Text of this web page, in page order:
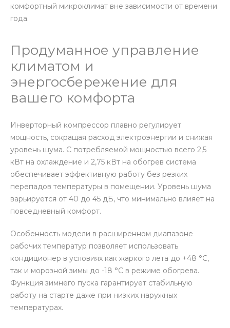
комфортный микроклимат вне зависимости от времени
года.
Продуманное управление
климатом и
энергосбережение для
вашего комфорта
Инверторный компрессор плавно регулирует
мощность, сокращая расход электроэнергии и снижая
уровень шума. С потребляемой мощностью всего 2,5
кВт на охлаждение и 2,75 кВт на обогрев система
обеспечивает эффективную работу без резких
перепадов температуры в помещении. Уровень шума
варьируется от 40 до 45 дБ, что минимально влияет на
повседневный комфорт.
Особенность модели в расширенном диапазоне
рабочих температур позволяет использовать
кондиционер в условиях как жаркого лета до +48 °C,
так и морозной зимы до -18 °C в режиме обогрева.
Функция зимнего пуска гарантирует стабильную
работу на старте даже при низких наружных
температурах.